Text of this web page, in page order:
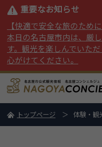
重要なお知らせ
【快適で安全な旅のため
本日の名古屋市内は、厳
す。観光を楽しんでいた
心がけてください。
トップページ 体験・観